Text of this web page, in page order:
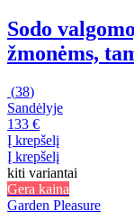
Sodo
žmonėms,
(38)
Sandėlyje
133 €
Į krepšelį
Į krepšelį
kiti variantai
Gera kaina
Garden Pleasure